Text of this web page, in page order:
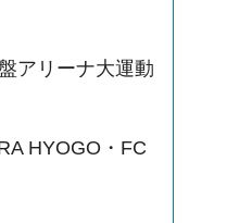
アリーナ⼤運動
HYOGO・FC